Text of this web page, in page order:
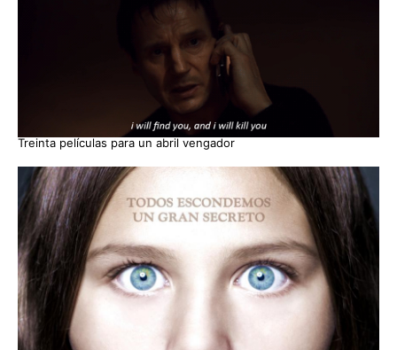
Treinta películas para un abril vengador